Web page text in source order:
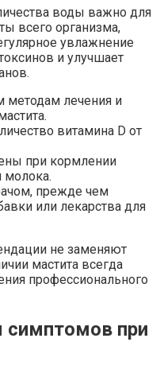
воды важно для
всего организма,
увлажнение
и улучшает
лечения и
витамина D от
при кормлении
молока.
прежде чем
или лекарства для
не заменяют
мастита всегда
профессионального
симптомов при